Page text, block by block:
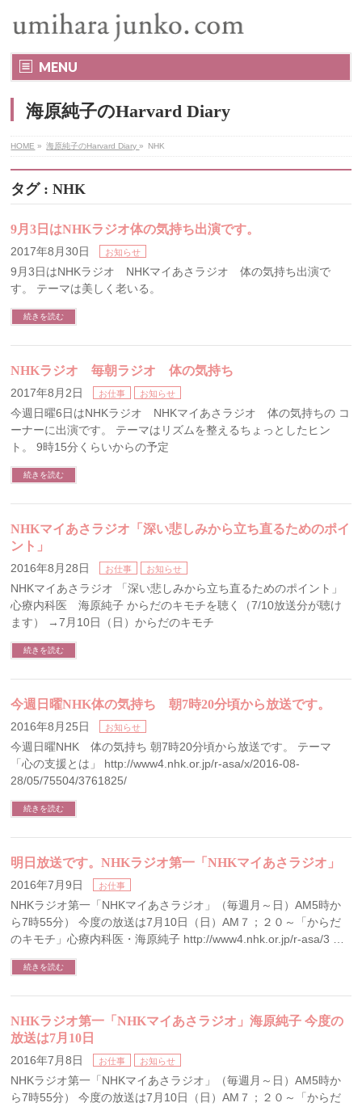
MENU
海原純子のHarvard Diary
HOME » 海原純子のHarvard Diary» NHK
タグ : NHK
9月3日はNHKラジオ体の気持ち出演です。
2017年8月30日 お知らせ
9月3日はNHKラジオ NHKマイあさラジオ 体の気持ち出演で
す。 テーマは美しく老いる。
続きを読む
NHKラジオ 毎朝ラジオ 体の気持ち
2017年8月2日 お仕事 お知らせ
今週日曜6日はNHKラジオ NHKマイあさラジオ 体の気持ちの コ
ーナーに出演です。 テーマはリズムを整えるちょっとしたヒン
ト。 9時15分くらいからの予定
続きを読む
NHKマイあさラジオ「深い悲しみから立ち直るためのポイ
ント」
2016年8月28日 お仕事 お知らせ
NHKマイあさラジオ 「深い悲しみから立ち直るためのポイント」
心療内科医 海原純子 からだのキモチを聴く（7/10放送分が聴け
ます） →7月10日（日）からだのキモチ
続きを読む
今週日曜NHK体の気持ち 朝7時20分頃から放送です。
2016年8月25日 お知らせ
今週日曜NHK 体の気持ち 朝7時20分頃から放送です。 テーマ
「心の支援とは」 http://www4.nhk.or.jp/r-asa/x/2016-08-
28/05/75504/3761825/
続きを読む
明日放送です。NHKラジオ第一「NHKマイあさラジオ」
2016年7月9日 お仕事
NHKラジオ第一「NHKマイあさラジオ」（毎週月～日）AM5時か
ら7時55分） 今度の放送は7月10日（日）AM７；２０～「からだ
のキモチ」心療内科医・海原純子 http://www4.nhk.or.jp/r-asa/3 …
続きを読む
NHKラジオ第一「NHKマイあさラジオ」海原純子 今度の
放送は7月10日
2016年7月8日 お仕事 お知らせ
NHKラジオ第一「NHKマイあさラジオ」（毎週月～日）AM5時か
ら7時55分） 今度の放送は7月10日（日）AM７；２０～「からだ